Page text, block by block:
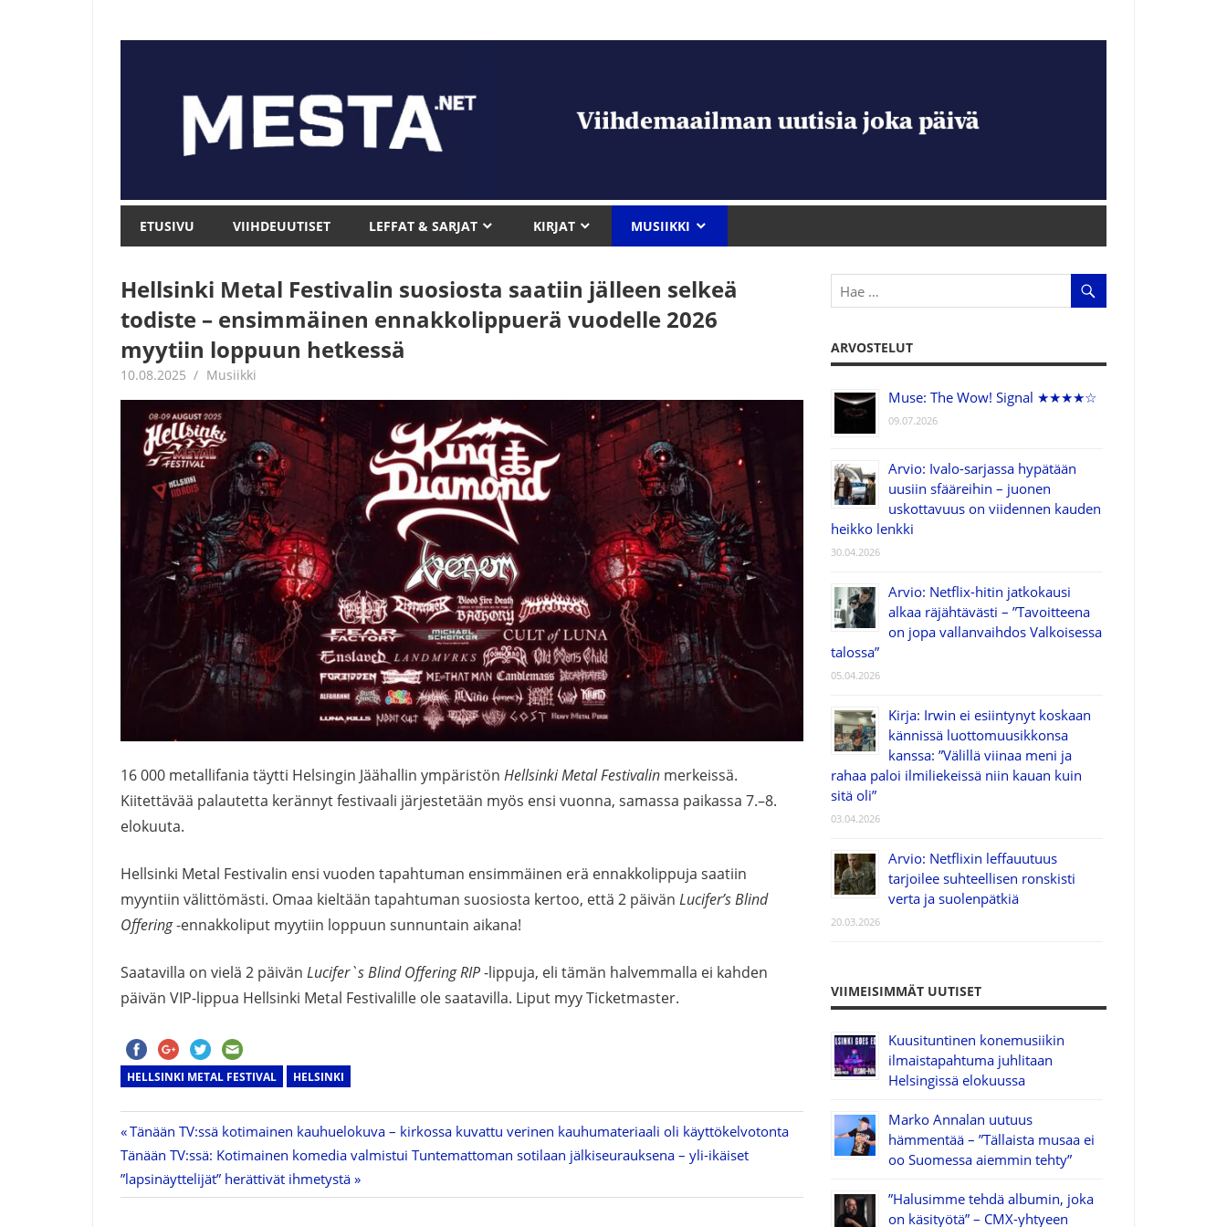
Mesta.net
ETUSIVU VIIHDEUUTISET LEFFAT & SARJAT KIRJAT MUSIIKKI
Hellsinki Metal Festivalin suosiosta saatiin jälleen selkeä
todiste – ensimmäinen ennakkolippuerä vuodelle 2026
myytiin loppuun hetkessä
10.08.2025 Juha Kaunisto
Musiikki
16 000 metallifania täytti Helsingin Jäähallin ympäristön Hellsinki Metal Festivalin merkeissä.
Kiitettävää palautetta kerännyt festivaali järjestetään myös ensi vuonna, samassa paikassa 7.–8.
elokuuta.
Hellsinki Metal Festivalin ensi vuoden tapahtuman ensimmäinen erä ennakkolippuja saatiin
myyntiin välittömästi. Omaa kieltään tapahtuman suosiosta kertoo, että 2 päivän Lucifer’s Blind
Offering-ennakkoliput myytiin loppuun sunnuntain aikana!
Saatavilla on vielä 2 päivän Lucifer`s Blind Offering RIP-lippuja, eli tämän halvemmalla ei kahden
päivän VIP-lippua Hellsinki Metal Festivalille ole saatavilla. Liput myy Ticketmaster.
HELLSINKI METAL FESTIVAL HELSINKI
Artikkelien
selaus
Previous
Post:
Tänään TV:ssä kotimainen kauhuelokuva – kirkossa kuvattu verinen kauhumateriaali oli käyttökelvotonta
Next
Post:
Tänään TV:ssä: Kotimainen komedia valmistui Tuntemattoman sotilaan jälkiseurauksena – yli-ikäiset
”lapsinäyttelijät” herättivät ihmetystä
ARVOSTELUT
Muse: The Wow! Signal ★★★★☆
09.07.2026
Arvio: Ivalo-sarjassa hypätään
uusiin sfääreihin – juonen
uskottavuus on viidennen kauden
heikko lenkki
30.04.2026
Arvio: Netflix-hitin jatkokausi
alkaa räjähtävästi – ”Tavoitteena
on jopa vallanvaihdos Valkoisessa
talossa”
05.04.2026
Kirja: Irwin ei esiintynyt koskaan
kännissä luottomuusikkonsa
kanssa: ”Välillä viinaa meni ja
rahaa paloi ilmiliekeissä niin kauan kuin
sitä oli”
03.04.2026
Arvio: Netflixin leffauutuus
tarjoilee suhteellisen ronskisti
verta ja suolenpätkiä
20.03.2026
VIIMEISIMMÄT UUTISET
Kuusituntinen konemusiikin
ilmaistapahtuma juhlitaan
Helsingissä elokuussa
Marko Annalan uutuus
hämmentää – ”Tällaista musaa ei
oo Suomessa aiemmin tehty”
”Halusimme tehdä albumin, joka
on käsityötä” – CMX-yhtyeen